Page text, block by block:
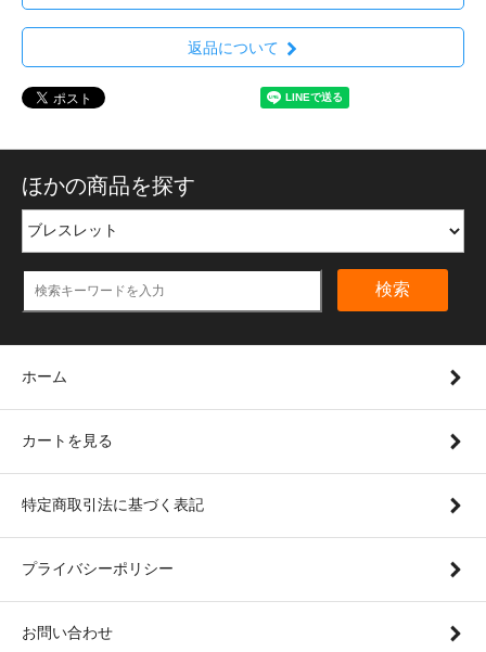
返品について
ほかの商品を探す
検索
ホーム
カートを見る
特定商取引法に基づく表記
プライバシーポリシー
お問い合わせ